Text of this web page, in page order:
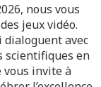
nous vous
jeux vidéo.
dialoguent avec
scientifiques en
vous invite à